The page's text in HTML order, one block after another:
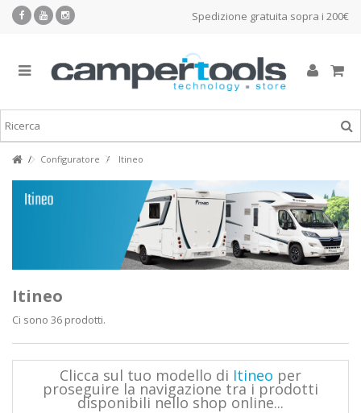
Spedizione gratuita sopra i 200€
Configuratore Itineo
Itineo
Ci sono 36 prodotti.
Clicca sul tuo modello di Itineo per
proseguire la navigazione tra i prodotti
disponibili nello shop online...